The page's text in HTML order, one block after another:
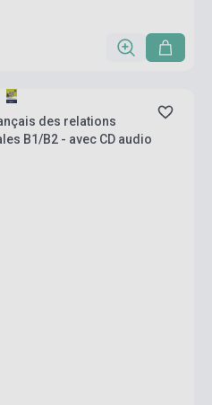
des relations
B1/B2 - avec CD audio